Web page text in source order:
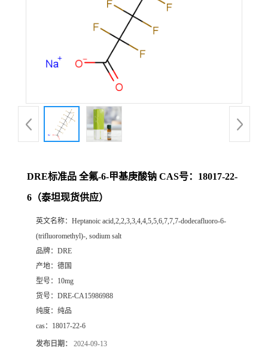
DRE标准品 全氟-6-甲基庚酸钠 CAS号：18017-22-
6（泰坦现货供应）
英文名称： Heptanoic acid,2,2,3,3,4,4,5,5,6,7,7,7-dodecafluoro-6-
(trifluoromethyl)-, sodium salt
品牌： DRE
产地： 德国
型号： 10mg
货号： DRE-CA15986988
纯度： 纯品
cas： 18017-22-6
发布日期： 2024-09-13